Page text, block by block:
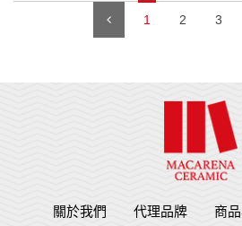
1 2 3
關於我們 代理品牌 商